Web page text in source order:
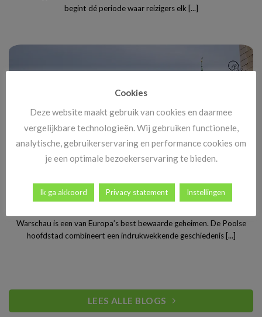
begint dé periode waar reizigers elk [...]
Stedentrip Warschau: ontdek de verrassende charme van
Polen’s bruisende hoofdstad
Warschau is een van Europa’s best bewaarde geheimen. De Poolse
hoofdstad combineert een indrukwekkende geschiedenis [...]
LEES ALLE BLOGS
Cookies
Deze website maakt gebruik van cookies en daarmee
vergelijkbare technologieën. Wij gebruiken functionele,
analytische, gebruikerservaring en performance cookies om
je een optimale bezoekerservaring te bieden.
Ik ga akkoord Privacy statement Instellingen